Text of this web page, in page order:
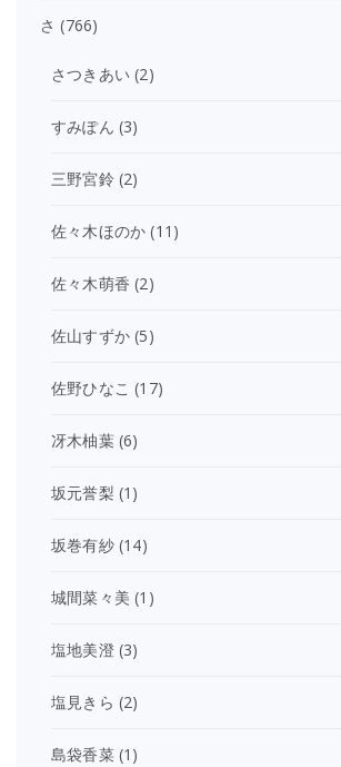
さ (766)
さつきあい (2)
すみぽん (3)
三野宮鈴(2)
佐々木ほのか (11)
佐々木萌香 (2)
佐山すずか (5)
佐野ひなこ (17)
冴木柚葉(6)
坂元誉梨 (1)
坂巻有紗(14)
城間菜々美 (1)
塩地美澄(3)
塩見きら (2)
島袋香菜(1)